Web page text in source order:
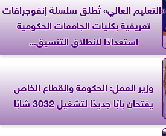
«التعليم العالي» تُطلق سلسلة إنفوجرافات
تعريفية بكليات الجامعات الحكومية
استعدادًا لانطلاق التنسيق...
وزير العمل: الحكومة والقطاع الخاص
يفتحان بابًا جديدًا لتشغيل 3032 شابًا